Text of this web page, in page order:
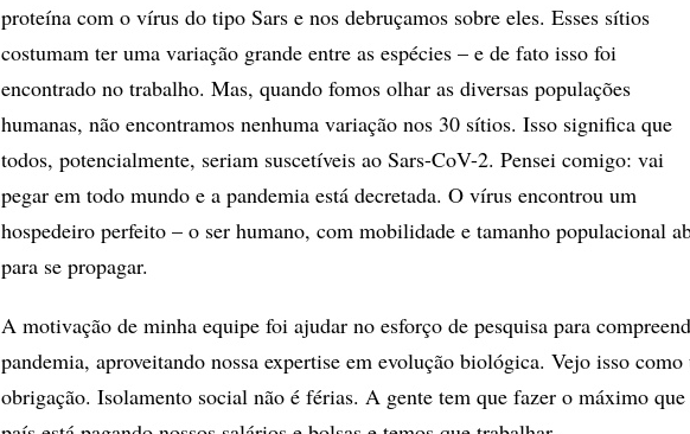
proteína com o vírus do tipo Sars e nos debruçamos sobre eles. Esses sítios
costumam ter uma variação grande entre as espécies – e de fato isso foi
encontrado no trabalho. Mas, quando fomos olhar as diversas populações
humanas, não encontramos nenhuma variação nos 30 sítios. Isso significa que
todos, potencialmente, seriam suscetíveis ao Sars-CoV-2. Pensei comigo: vai
pegar em todo mundo e a pandemia está decretada. O vírus encontrou um
hospedeiro perfeito – o ser humano, com mobilidade e tamanho populacional
para se propagar.
A motivação de minha equipe foi ajudar no esforço de pesquisa para
pandemia, aproveitando nossa expertise em evolução biológica. Vejo isso como
obrigação. Isolamento social não é férias. A gente tem que fazer o máximo